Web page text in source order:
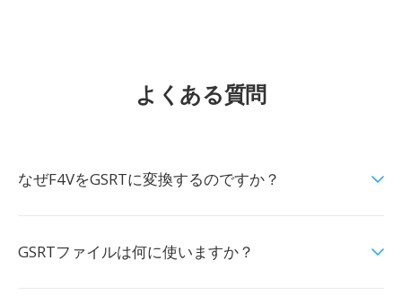
よくある質問
なぜF4VをGSRTに変換するのですか？
GSRTファイルは何に使いますか？